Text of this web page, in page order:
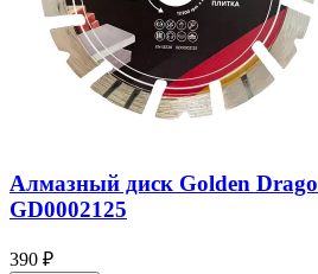
Алмазный диск Golden
GD0002125
390 ₽